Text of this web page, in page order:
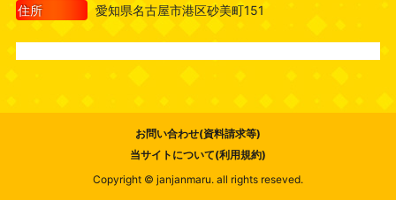
住所
愛知県名古屋市港区砂美町151
お問い合わせ(資料請求等)
当サイトについて(利用規約)
Copyright © janjanmaru. all rights reseved.